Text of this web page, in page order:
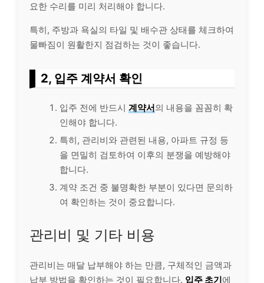
요한 수리를 미리 처리해야 합니다.
특히, 주방과 욕실의 타일 및 배수관 상태를 체크하여
물빠짐이 원활한지 점검하는 것이 좋습니다.
2, 입주 계약서 확인
입주 전에 반드시 계약서의 내용을 꼼꼼히 확
인해야 합니다.
특히, 관리비와 관련된 내용, 아파트 규정 등
을 면밀히 검토하여 이후의 분쟁을 예방해야
합니다.
계약 조건 중 불명확한 부분이 있다면 문의하
여 확인하는 것이 중요합니다.
관리비 및 기타 비용
관리비는 매달 납부해야 하는 만큼, 구체적인 금액과
납부 방법을 확인하는 것이 필요합니다. 입주 초기에